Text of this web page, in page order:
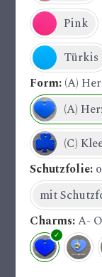
Pink
Türkis
Form (A)
(A)
(C)
Schutzfolie
mit
Charms A-